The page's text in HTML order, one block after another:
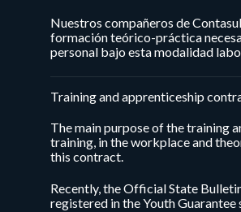
Nuestros compañeros de
formación teórico-práctica
personal bajo esta modalidad
Training and apprenticeship
The main purpose of the training
training, in the workplace and
this contract.
Recently, the Official State
registered in the Youth